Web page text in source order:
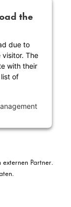
the
due to
The
with their
of
Partner.